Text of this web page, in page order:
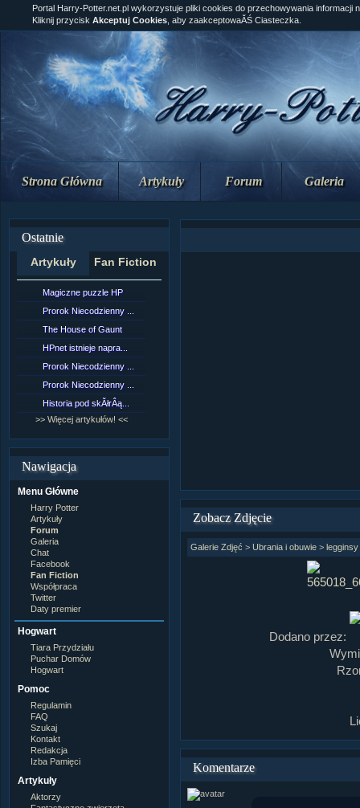
Strona Główna Artykuły Forum Galeria
Ostatnie
Artykuły Fan Fiction
Magiczne puzzle HP
Prorok Niecodzienny ...
The House of Gaunt
HPnet istnieje napra...
Prorok Niecodzienny ...
Prorok Niecodzienny ...
Historia pod skĂłrÂą...
>> Więcej artykułów! <<
Nawigacja
Menu Główne
Harry Potter
Artykuły
Forum
Galeria
Chat
Facebook
Fan Fiction
Współpraca
Twitter
Daty premier
Hogwart
Tiara Przydziału
Puchar Domów
Hogwart
Pomoc
Regulamin
FAQ
Szukaj
Kontakt
Redakcja
Izba Pamięci
Artykuły
Aktorzy
Portal Harry-Potter.net.pl wykorzystuje pliki cookies do przechowywania informacji
Kliknij przycisk Akceptuj Cookies , aby zaakceptowaĂŚ Ciasteczka.
Zobacz Zdjęcie
Galerie Zdjęć > Ubrania i obuwie>
Dodano przez:
Komentarze